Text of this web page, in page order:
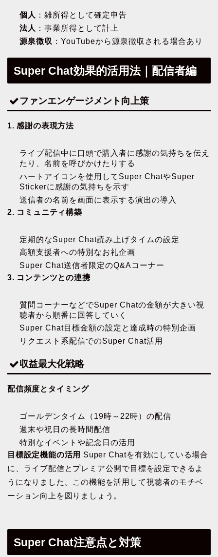
個人 ：雑所得として確定申告
法人 ：事業所得として計上
源泉徴収 ：YouTubeから源泉徴収される場合あり
Super Chat効果的活用法｜配信者編
ファンエンゲージメント向上策
1. 感謝の表現方法
ライブ配信中に口頭で購入者に感謝の気持ちを伝え
たり、名前を呼びかけたりする
ハートアイコンを使用してSuper ChatやSuper
Stickerに感謝の気持ちを示す
送信者の名前を画面に表示する演出の導入
2. コミュニティ構築
定期的なSuper Chat読み上げタイムの設定
高額支援者への特別なお礼企画
Super Chat送信者限定のQ&Aコーナー
3. コンテンツとの連携
質問コーナーなどでSuper Chatの金額が大きい視
聴者から順番に回答していく
Super Chat目標金額の設定と達成時の特別企画
リクエスト系配信でのSuper Chat活用
収益最大化戦略
配信頻度とタイミング
ゴールデンタイム（19時～22時）の配信
週末や祝日の長時間配信
特別なイベントや記念日の活用
目標設定機能の活用 Super Chatを有効にしている場合
に、ライブ配信とプレミア公開で目標を設定できるよ
うになりました。この機能を活用して視聴者のモチベ
ーション向上を図りましょう。
Super Chat注意点と対策